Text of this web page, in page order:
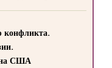
конфликта.
на США